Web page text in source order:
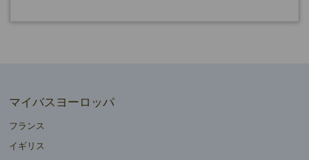
マイバスヨーロッパ
フランス
イギリス